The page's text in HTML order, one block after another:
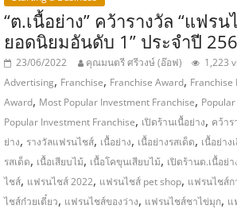
“ต.เนื้อย่าง” คว้ารางวัล “แฟรน
ยอดนิยมอันดับ 1” ประจำปี
23/06/2022 คุณมนตรี ศรีวงษ์ (อ๊อฟ)
1,223
Advertising, Franchise, Franchise Award, Franchise
Award, Most Popular Investment Franchise,
Popular Investment Franchise, เปิดร้านเนื้อย่าง, คว้าร
ย่าง, รางวัลแฟรนไชส์, เนื้อย่าง, เนื้อย่างรสเด็ด, เนื้อย่าง
รสเด็ด, เนื้อเสียบไม้, เนื้อโคขุนเสียบไม้, เปิดร้านต.เนื้อย่า
ไชส์, แฟรนไชส์ 2022, แฟรนไชส์ pet shop, แฟรนไชส์
ไชส์ก๋วยเตี๋ยว, แฟรนไชส์ของว่าง, แฟรนไชส์ชาไข่มุก, แ